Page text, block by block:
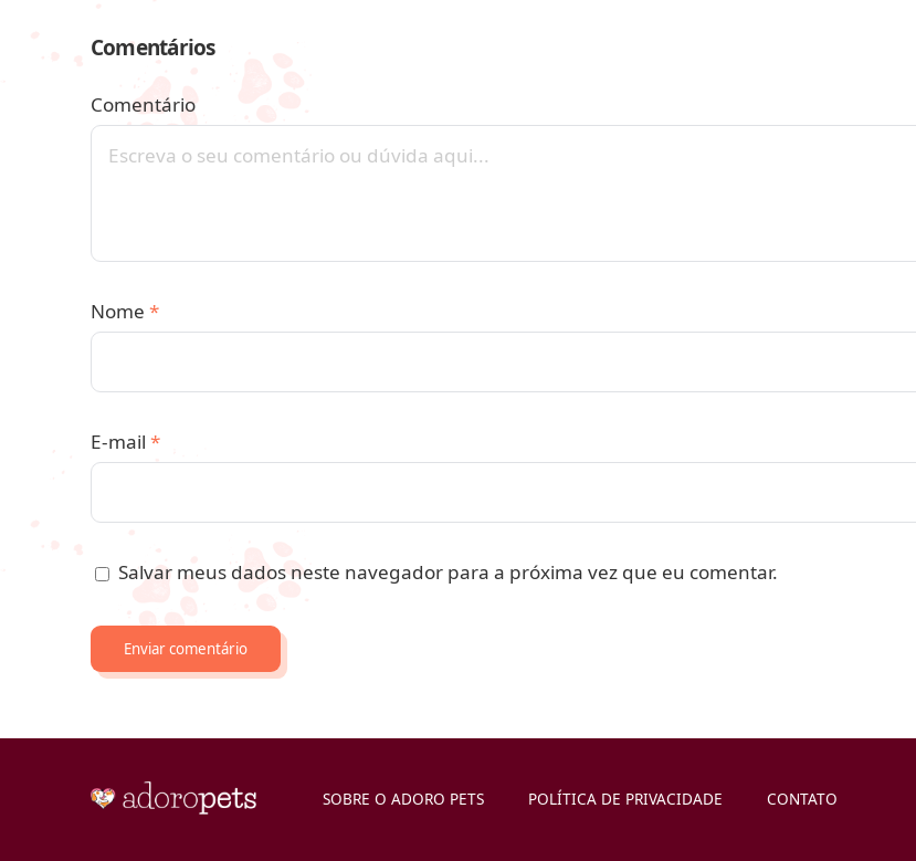
Comentários
Comentário
Nome *
E-mail *
Salvar meus dados neste navegador para a próxima vez que eu comentar.
SOBRE O ADORO PETS POLÍTICA DE PRIVACIDADE CONTATO